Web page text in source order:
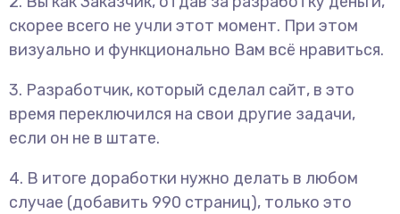
скорее всего не учли этот момент. При этом
визуально и функционально Вам всё нравиться.
3. Разработчик, который сделал сайт, в это
время переключился на свои другие задачи,
если он не в штате.
4. В итоге доработки нужно делать в любом
случае (добавить 990 страниц), только это